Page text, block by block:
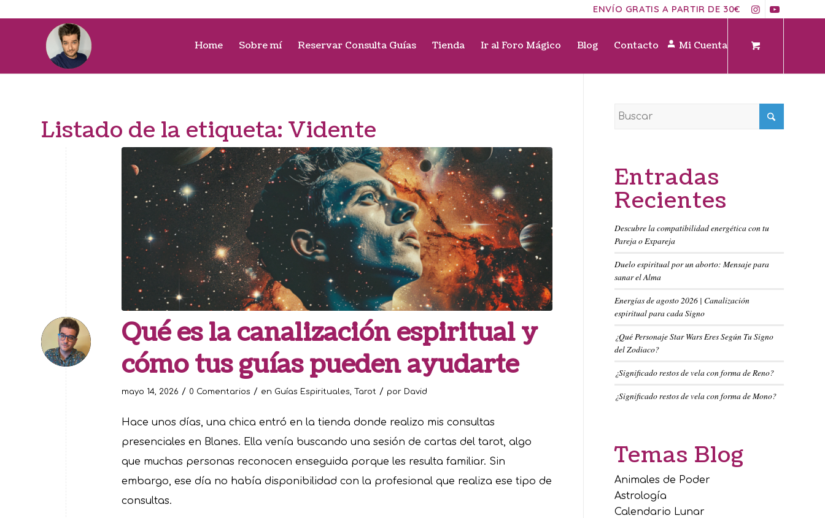
ENVÍO GRATIS A PARTIR DE 30€
Home Sobre mí Reservar Consulta Guías Tienda Ir al Foro Mágico Blog Contacto Mi Cuenta
Listado de la etiqueta: Vidente
Qué es la canalización espiritual y
cómo tus guías pueden ayudarte
mayo 14, 2026 / 0 Comentarios / en Guías Espirituales Tarot / por David
Hace unos días, una chica entró en la tienda donde realizo mis consultas
presenciales en Blanes. Ella venía buscando una sesión de cartas del tarot, algo
que muchas personas reconocen enseguida porque les resulta familiar. Sin
embargo, ese día no había disponibilidad con la profesional que realiza ese tipo de
consultas.
Entradas
Recientes
Descubre la compatibilidad energética con tu
Pareja o Expareja
Duelo espiritual por un aborto: Mensaje para
sanar el Alma
Energías de agosto 2026 | Canalización
espiritual para cada Signo
¿Qué Personaje Star Wars Eres Según Tu Signo
del Zodiaco?
¿Significado restos de vela con forma de Reno?
¿Significado restos de vela con forma de Mono?
Temas Blog
Animales de Poder
Astrología
Calendario Lunar